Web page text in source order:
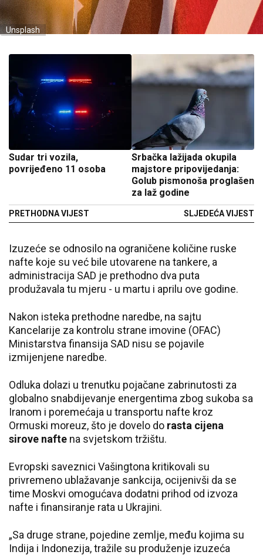
Unsplash
Sudar tri vozila,
povrijeđeno 11 osoba
PRETHODNA VIJEST
Srbačka lažijada okupila
majstore pripovijedanja:
Golub pismonoša proglašen
za laž godine
SLJEDEĆA VIJEST
Izuzeće se odnosilo na ograničene količine ruske
nafte koje su već bile utovarene na tankere, a
administracija SAD je prethodno dva puta
produžavala tu mjeru - u martu i aprilu ove godine.
Nakon isteka prethodne naredbe, na sajtu
Kancelarije za kontrolu strane imovine (OFAC)
Ministarstva finansija SAD nisu se pojavile
izmijenjene naredbe.
Odluka dolazi u trenutku pojačane zabrinutosti za
globalno snabdijevanje energentima zbog sukoba sa
Iranom i poremećaja u transportu nafte kroz
Ormuski moreuz, što je dovelo do rasta cijena
sirove nafte na svjetskom tržištu.
Evropski saveznici Vašingtona kritikovali su
privremeno ublažavanje sankcija, ocijenivši da se
time Moskvi omogućava dodatni prihod od izvoza
nafte i finansiranje rata u Ukrajini.
„Sa druge strane, pojedine zemlje, među kojima su
Indija i Indonezija, tražile su produženje izuzeća